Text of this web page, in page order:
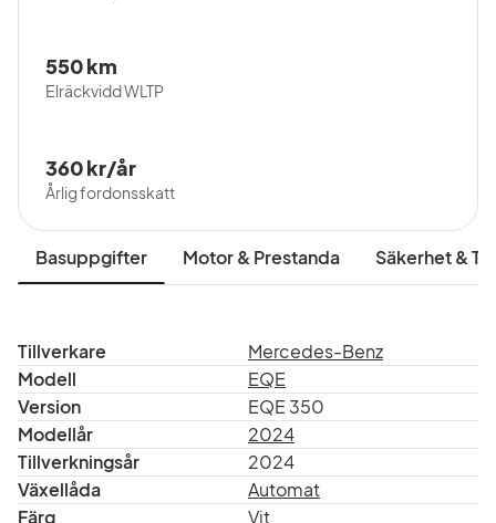
Elräckvidd WLTP
550 km
Årlig fordonsskatt
360 kr/år
Basuppgifter Motor & Prestanda Säkerhet &
Tillverkare
Mercedes-Benz
Modell
EQE
Version
EQE 350
Modellår
2024
Tillverkningsår
2024
Växellåda
Automat
Färg
Vit